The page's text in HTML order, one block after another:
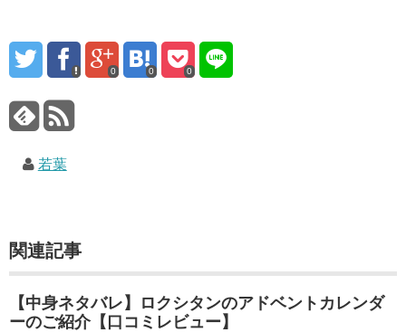
0 0 0
若葉
関連記事
【中身ネタバレ】ロクシタンのアドベントカレンダ
ーのご紹介【口コミレビュー】